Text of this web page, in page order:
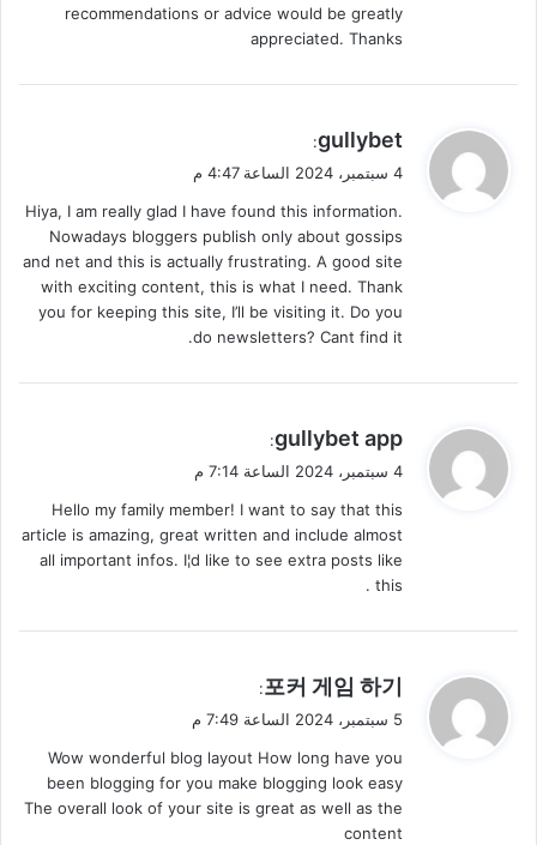
recommendations or advice would be greatly
appreciated. Thanks
ي
ق
ل
gullybet
:
4 سبتمبر، 2024 الساعة 4:47 م
Hiya, I am really glad I have found this information.
Nowadays bloggers publish only about gossips
and net and this is actually frustrating. A good site
with exciting content, this is what I need. Thank
you for keeping this site, I’ll be visiting it. Do you
do newsletters? Cant find it.
ي
ق
ل
gullybet app
:
4 سبتمبر، 2024 الساعة 7:14 م
Hello my family member! I want to say that this
article is amazing, great written and include almost
all important infos. I¦d like to see extra posts like
this .
ي
ق
ل
포커 게임 하기
:
5 سبتمبر، 2024 الساعة 7:49 م
Wow wonderful blog layout How long have you
been blogging for you make blogging look easy
The overall look of your site is great as well as the
content